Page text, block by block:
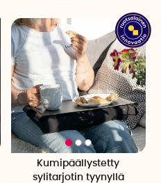
Kumipäällystetty
sylitarjotin tyynyllä